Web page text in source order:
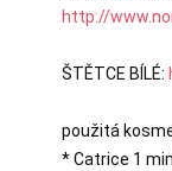
http://
ŠTĚTCE BÍLÉ:
použitá
* Catrice 1